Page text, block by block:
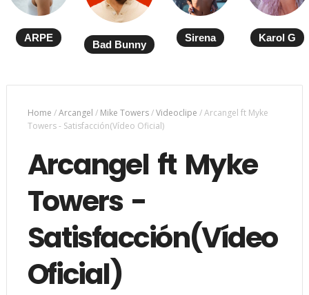
ARPE
Bad Bunny
Sirena Karol G
Home /Arcangel / Mike Towers/Videoclipe /Arcangel ft Myke
Towers - Satisfacción(Vídeo Oficial)
Arcangel ft Myke
Towers -
Satisfacción(Vídeo
Oficial)